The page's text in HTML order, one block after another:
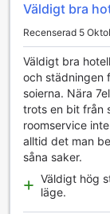
maskiner eller
träningssession
avkoppling och
stranden bara
njuta av sol,
Hotel &
sportälskare
under din
Residence
Väldigt bra
Recenserad 5
Väldigt bra
och städningen
soierna. Nära
trots en bit från
roomservice
alltid det man
såna saker.
Väldigt hög
läge.